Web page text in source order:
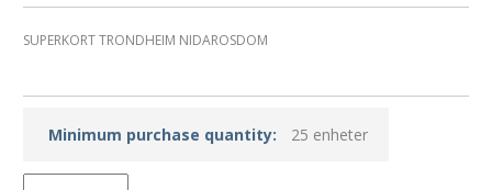
SUPERKORT TRONDHEIM NIDAROSDOM
Minimum purchase quantity: 25 enheter